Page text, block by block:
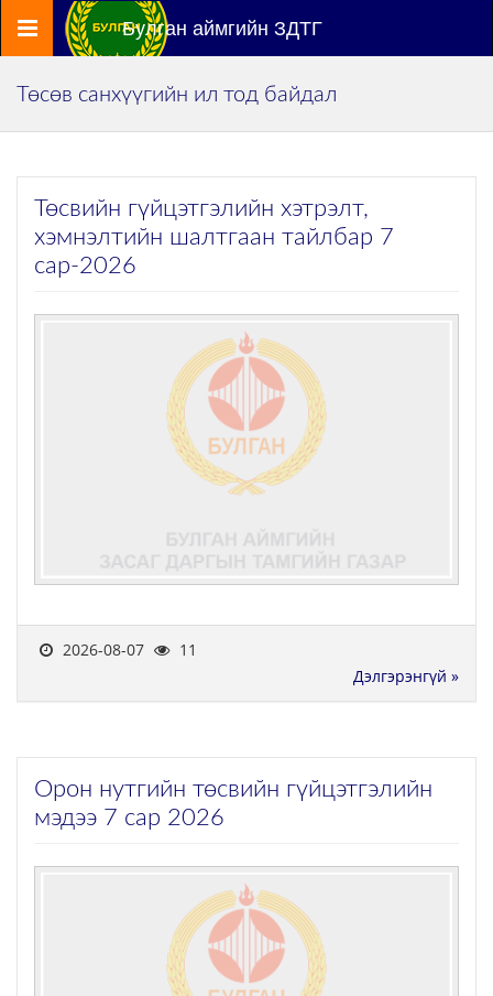
Цэс Булган аймгийн ЗДТГ
Төсөв санхүүгийн ил тод байдал
Төсвийн гүйцэтгэлийн хэтрэлт,
хэмнэлтийн шалтгаан тайлбар 7
сар-2026
2026-08-07
11
Дэлгэрэнгүй »
Орон нутгийн төсвийн гүйцэтгэлийн
мэдээ 7 сар 2026